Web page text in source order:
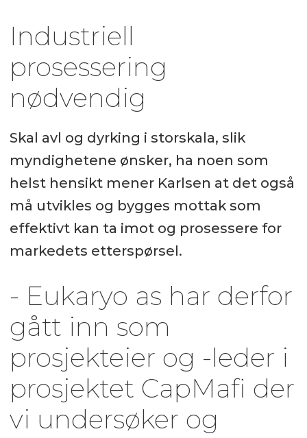
Industriell
prosessering
nødvendig
Skal avl og dyrking i storskala, slik
myndighetene ønsker, ha noen som
helst hensikt mener Karlsen at det også
må utvikles og bygges mottak som
effektivt kan ta imot og prosessere for
markedets etterspørsel.
- Eukaryo as har derfor
gått inn som
prosjekteier og -leder i
prosjektet CapMafi der
vi undersøker og